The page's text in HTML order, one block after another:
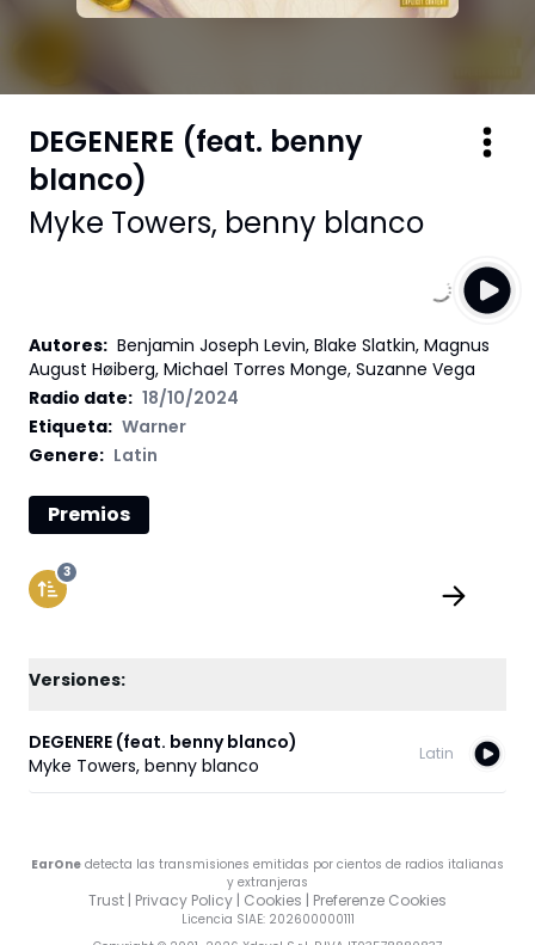
DEGENERE (feat. benny
blanco)
Myke Towers, benny blanco
Autores: Benjamin Joseph Levin, Blake Slatkin, Magnus
August Høiberg, Michael Torres Monge, Suzanne Vega
Radio date: 18/10/2024
Etiqueta: Warner
Genere: Latin
Premios
3
Versiones:
DEGENERE (feat. benny blanco)
Myke Towers, benny blanco
Latin
EarOne detecta las transmisiones emitidas por cientos de radios italianas
y extranjeras
Trust | Privacy Policy | Cookies | Preferenze Cookies
Licencia SIAE: 202600000111